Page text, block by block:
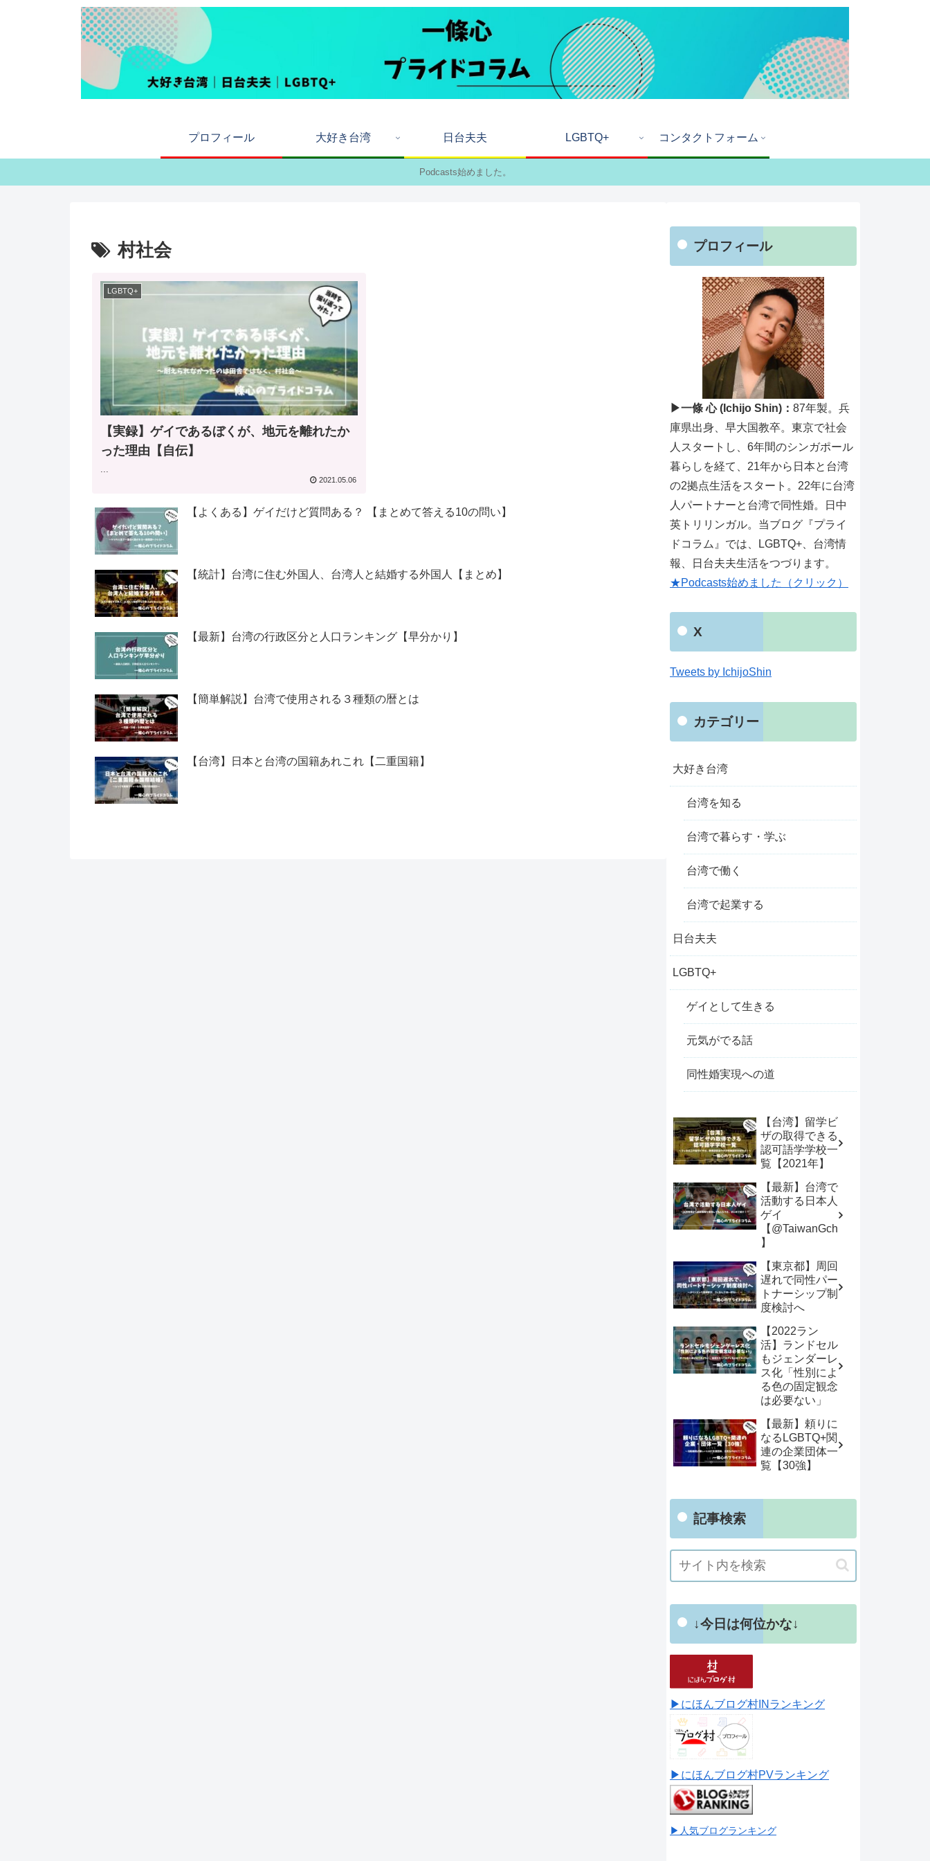
プロフィール 大好き台湾 日台夫夫 LGBTQ+ コンタクトフォーム
Podcasts始めました。
村社会
LGBTQ+
【実録】ゲイであるぼくが、地元を離れたか
った理由【自伝】
...
2021.05.06
【よくある】ゲイだけど質問ある？ 【まとめて答える10の問い】
【統計】台湾に住む外国人、台湾人と結婚する外国人【まとめ】
【最新】台湾の行政区分と人口ランキング【早分かり】
【簡単解説】台湾で使用される３種類の暦とは
【台湾】日本と台湾の国籍あれこれ【二重国籍】
プロフィール
▶一條 心 (Ichijo Shin)： 87年製。兵
庫県出身、早大国教卒。東京で社会
人スタートし、6年間のシンガポール
暮らしを経て、21年から日本と台湾
の2拠点生活をスタート。22年に台湾
人パートナーと台湾で同性婚。日中
英トリリンガル。当ブログ『プライ
ドコラム』では、LGBTQ+、台湾情
報、日台夫夫生活をつづります。
★Podcasts始めました（クリック）
X
Tweets by IchijoShin
カテゴリー
大好き台湾
台湾を知る
台湾で暮らす・学ぶ
台湾で働く
台湾で起業する
日台夫夫
LGBTQ+
ゲイとして生きる
元気がでる話
同性婚実現への道
【台湾】留学ビ
ザの取得できる
認可語学学校一
覧【2021年】
【最新】台湾で
活動する日本人
ゲイ
【@TaiwanGch
】
【東京都】周回
遅れで同性パー
トナーシップ制
度検討へ
【2022ラン
活】ランドセル
もジェンダーレ
ス化「性別によ
る色の固定観念
は必要ない」
【最新】頼りに
なるLGBTQ+関
連の企業団体一
覧【30強】
記事検索
↓今日は何位かな↓
▶にほんブログ村INランキング
▶にほんブログ村PVランキング
▶人気ブログランキング